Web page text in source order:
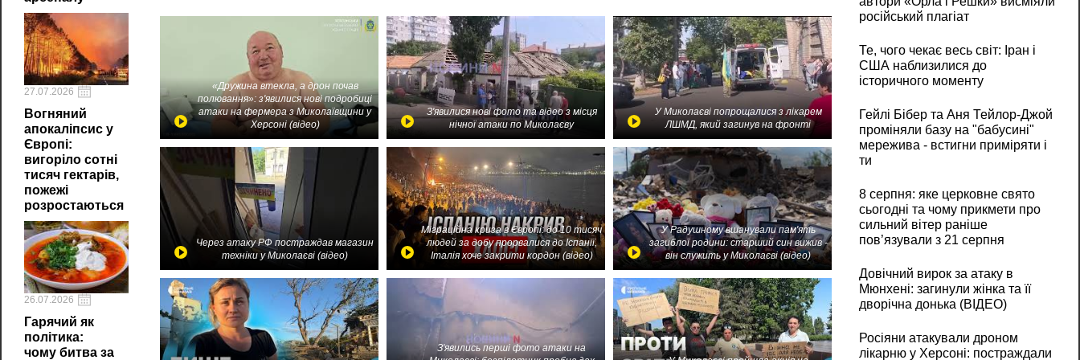
27.07.2026
Вогняний
апокаліпсис у
Європі:
вигоріло сотні
тисяч гектарів,
пожежі
розростаються
26.07.2026
Гарячий як
політика:
чому битва за
«Дружина втекла, а дрон почав
полювання»: з'явилися нові подробиці
атаки на фермера з Миколаївщини у
Херсоні (відео)
З'явилися нові фото та відео з місця
нічної атаки по Миколаєву
У Миколаєві попрощалися з лікарем
ЛШМД, який загинув на фронті
Через атаку РФ постраждав магазин
техніки у Миколаєві (відео)
Міграційна криза в Європі: до 10 тисяч
людей за добу прорвалися до Іспанії,
Італія хоче закрити кордон (відео)
У Радушному вшанували пам'ять
загиблої родини: старший син вижив -
він служить у Миколаєві (відео)
З'явились перші фото атаки на
російський плагіат
Те, чого чекає весь світ: Іран і
США наблизилися до
історичного моменту
Гейлі Бібер та Аня Тейлор-Джой
проміняли базу на "бабусині"
мережива - встигни приміряти і
ти
8 серпня: яке церковне свято
сьогодні та чому прикмети про
сильний вітер раніше
пов’язували з 21 серпня
Довічний вирок за атаку в
Мюнхені: загинули жінка та її
дворічна донька (ВІДЕО)
Росіяни атакували дроном
лікарню у Херсоні: постраждали